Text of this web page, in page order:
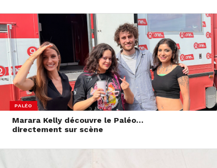
PALÉO
Marara Kelly découvre le Paléo…
directement sur scène